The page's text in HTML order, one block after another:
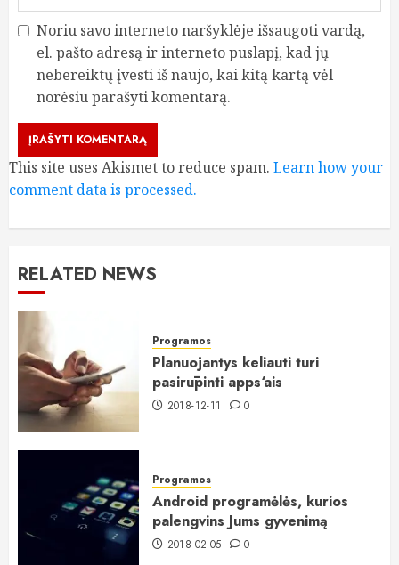
Noriu savo interneto naršyklėje išsaugoti vardą,
el. pašto adresą ir interneto puslapį, kad jų
nebereiktų įvesti iš naujo, kai kitą kartą vėl
norėsiu parašyti komentarą.
This site uses Akismet to reduce spam. Learn how your
comment data is processed.
RELATED NEWS
Programos
Planuojantys keliauti turi
pasirūpinti apps‘ais
2018-12-11 0
Programos
Android programėlės, kurios
palengvins Jums gyvenimą
2018-02-05 0